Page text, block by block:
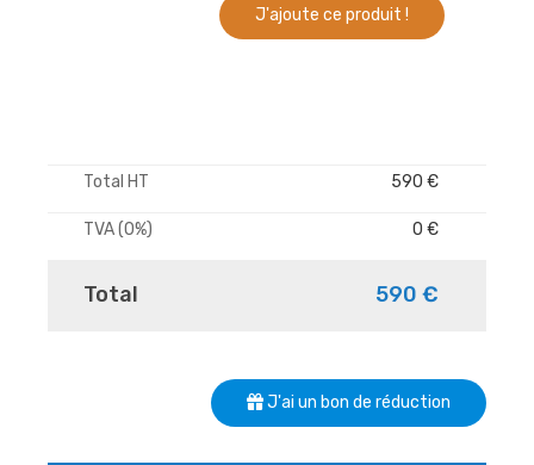
J'ajoute ce produit !
Total HT 590 €
TVA (0%) 0 €
Total 590 €
J'ai un bon de réduction